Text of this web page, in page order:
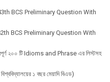
43th BCS Preliminary Question With
42th BCS Preliminary Question With
২০০ টি Idioms and Phrase এর লিস্টসহ
১ বছর মেয়াদি বিএড)